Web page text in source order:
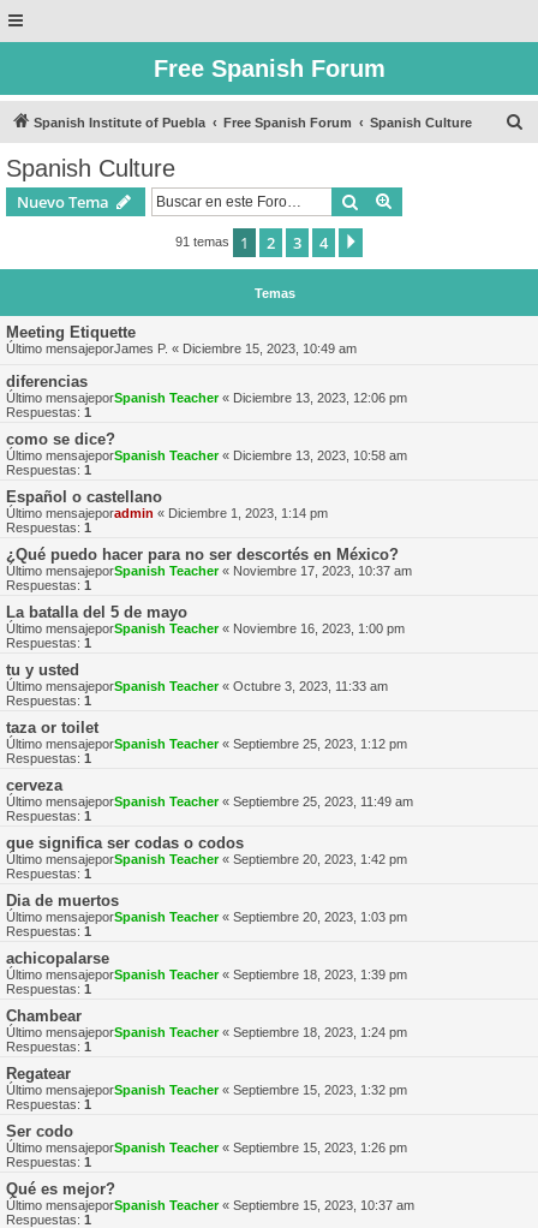
Free Spanish Forum
Spanish Institute of Puebla Free Spanish Forum Spanish Culture
Spanish Culture
Nuevo Tema Buscar
91 temas 1 2 3 4
Temas
Meeting Etiquette
Último mensajeporJames P. « Diciembre 15, 2023, 10:49 am
diferencias
Último mensajeporSpanish Teacher« Diciembre 13, 2023, 12:06 pm
Respuestas: 1
como se dice?
Último mensajeporSpanish Teacher« Diciembre 13, 2023, 10:58 am
Respuestas: 1
Español o castellano
Último mensajeporadmin « Diciembre 1, 2023, 1:14 pm
Respuestas: 1
¿Qué puedo hacer para no ser descortés en México?
Último mensajeporSpanish Teacher« Noviembre 17, 2023, 10:37 am
Respuestas: 1
La batalla del 5 de mayo
Último mensajeporSpanish Teacher« Noviembre 16, 2023, 1:00 pm
Respuestas: 1
tu y usted
Último mensajeporSpanish Teacher« Octubre 3, 2023, 11:33 am
Respuestas: 1
taza or toilet
Último mensajeporSpanish Teacher« Septiembre 25, 2023, 1:12 pm
Respuestas: 1
cerveza
Último mensajeporSpanish Teacher« Septiembre 25, 2023, 11:49 am
Respuestas: 1
que significa ser codas o codos
Último mensajeporSpanish Teacher« Septiembre 20, 2023, 1:42 pm
Respuestas: 1
Dia de muertos
Último mensajeporSpanish Teacher« Septiembre 20, 2023, 1:03 pm
Respuestas: 1
achicopalarse
Último mensajeporSpanish Teacher« Septiembre 18, 2023, 1:39 pm
Respuestas: 1
Chambear
Último mensajeporSpanish Teacher« Septiembre 18, 2023, 1:24 pm
Respuestas: 1
Regatear
Último mensajeporSpanish Teacher« Septiembre 15, 2023, 1:32 pm
Respuestas: 1
Ser codo
Último mensajeporSpanish Teacher« Septiembre 15, 2023, 1:26 pm
Respuestas: 1
Qué es mejor?
Último mensajeporSpanish Teacher« Septiembre 15, 2023, 10:37 am
Respuestas: 1